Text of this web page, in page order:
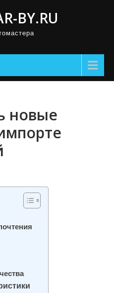
BY.RU
новые